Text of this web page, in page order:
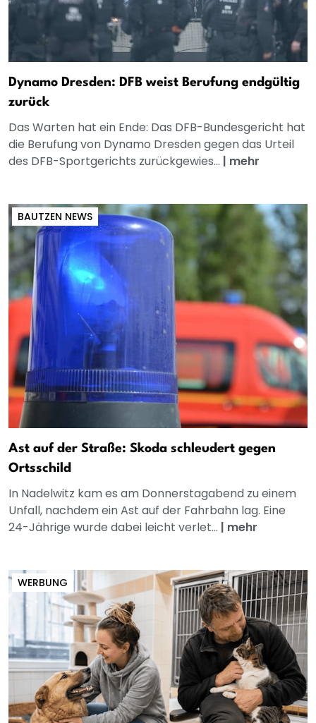
Dynamo Dresden: DFB weist Berufung endgültig
zurück
Das Warten hat ein Ende: Das DFB-Bundesgericht hat
die Berufung von Dynamo Dresden gegen das Urteil
des DFB-Sportgerichts zurückgewies... | mehr
BAUTZEN NEWS
Ast auf der Straße: Skoda schleudert gegen
Ortsschild
In Nadelwitz kam es am Donnerstagabend zu einem
Unfall, nachdem ein Ast auf der Fahrbahn lag. Eine
24-Jährige wurde dabei leicht verlet... | mehr
WERBUNG